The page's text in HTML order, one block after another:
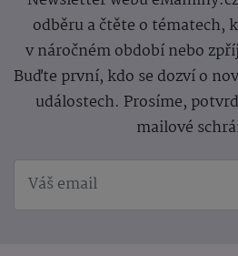
odběru a čtěte o tématech,
v náročném období nebo
Buďte první, kdo se dozví o
událostech. Prosíme,
mailové